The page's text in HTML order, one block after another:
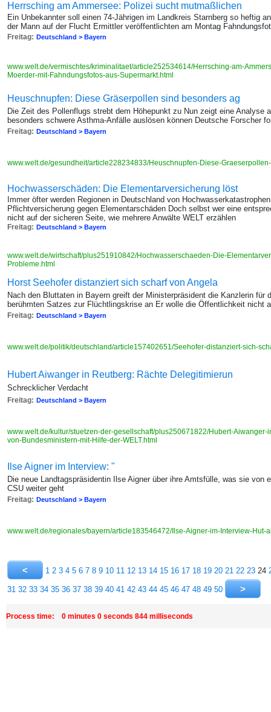
Herrsching am Ammersee: Polizei sucht mutmaßlichen
Ein Unbekannter soll einen 74-Jährigen im Landkreis Starnberg so heftig
der Mann auf der Flucht Ermittler veröffentlichten am Montag
Freitag: Deutschland > Bayern
www.welt.de/vermischtes/kriminalitaet/article252534614/Herrsching-am-
Moerder-mit-Fahndungsfotos-aus-Supermarkt.html
Heuschnupfen: Diese Gräserpollen sind besonders ag
Die Zeit des Pollenflugs strebt dem Höhepunkt zu Nun zeigt eine Analyse
besonders schwere Asthma-Anfälle auslösen können Deutsche Forscher
Freitag: Deutschland > Bayern
www.welt.de/gesundheit/article228234833/Heuschnupfen-Diese-
Hochwasserschäden: Die Elementarversicherung löst
Immer öfter werden Regionen in Deutschland von
Pflichtversicherung gegen Elementarschäden Doch selbst wer eine
nicht auf der sicheren Seite, wie mehrere Anwälte WELT erzählen
Freitag: Deutschland > Bayern
www.welt.de/wirtschaft/plus251910842/Hochwasserschaeden-Die-
Probleme.html
Horst Seehofer distanziert sich scharf von Angela
Nach den Bluttaten in Bayern greift der Ministerpräsident die Kanzlerin für
berühmten Satzes zur Flüchtlingskrise an Er wolle die Öffentlichkeit nicht
Freitag: Deutschland > Bayern
www.welt.de/politik/deutschland/article157402651/Seehofer-distanziert-sich-
Hubert Aiwanger in Reutberg: Rächte Delegitimierun
Schrecklicher Verdacht
Freitag: Deutschland > Bayern
www.welt.de/kultur/stuetzen-der-gesellschaft/plus250671822/Hubert-
von-Bundesministern-mit-Hilfe-der-WELT.html
Ilse Aigner im Interview: "
Die neue Landtagspräsidentin Ilse Aigner über ihre Amtsfülle, was sie von
CSU weiter geht
Freitag: Deutschland > Bayern
www.welt.de/regionales/bayern/article183546472/Ilse-Aigner-im-Interview-Hut-
1 2 3 4 5 6 7 8 9 10 11 12 13 14 15 16 17 18 19 20 21 22 23 24
31 32 33 34 35 36 37 38 39 40 41 42 43 44 45 46 47 48 49 50
Process time: 0 minutes 0 seconds 844 milliseconds